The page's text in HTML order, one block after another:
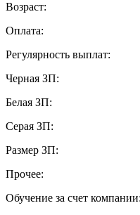
Возраст:
Оплата:
Регулярность выплат:
Черная ЗП:
Белая ЗП:
Серая ЗП:
Размер ЗП:
Прочее:
Обучение за счет компании: